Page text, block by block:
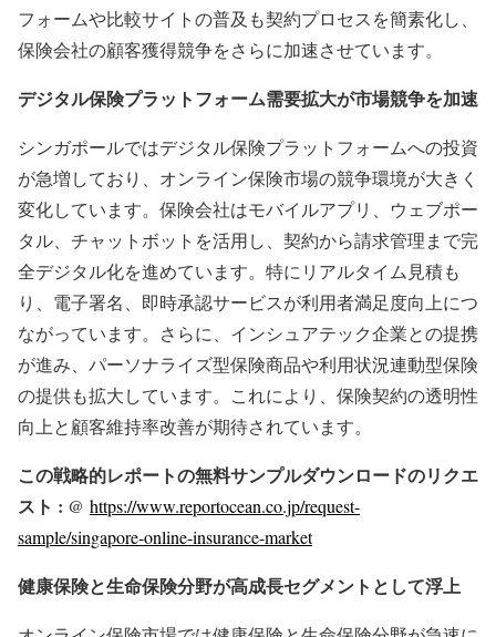
フォームや比較サイトの普及も契約プロセスを簡素化し、
保険会社の顧客獲得競争をさらに加速させています。
デジタル保険プラットフォーム需要拡大が市場競争を加速
シンガポールではデジタル保険プラットフォームへの投資
が急増しており、オンライン保険市場の競争環境が大きく
変化しています。保険会社はモバイルアプリ、ウェブポー
タル、チャットボットを活用し、契約から請求管理まで完
全デジタル化を進めています。特にリアルタイム見積も
り、電子署名、即時承認サービスが利用者満足度向上につ
ながっています。さらに、インシュアテック企業との提携
が進み、パーソナライズ型保険商品や利用状況連動型保険
の提供も拡大しています。これにより、保険契約の透明性
向上と顧客維持率改善が期待されています。
この戦略的レポートの無料サンプルダウンロードのリクエ
スト : @ https://www.reportocean.co.jp/request-
sample/singapore-online-insurance-market
健康保険と生命保険分野が高成長セグメントとして浮上